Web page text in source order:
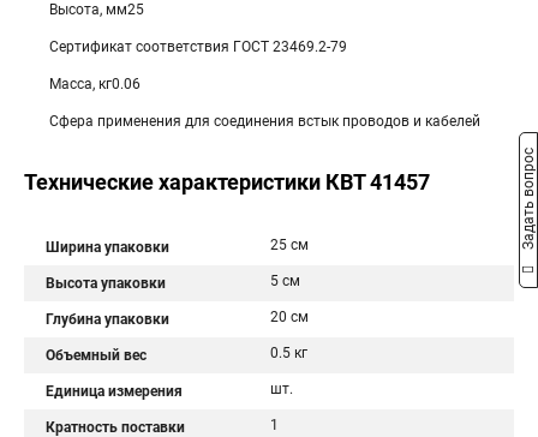
Высота, мм25
Сертификат соответствия ГОСТ 23469.2-79
Масса, кг0.06
Сфера применения для соединения встык проводов и кабелей
Технические характеристики КВТ 41457
Ширина упаковки 25 см
Высота упаковки 5 см
Глубина упаковки 20 см
Объемный вес 0.5 кг
Единица измерения шт.
Кратность поставки 1
Задать вопрос